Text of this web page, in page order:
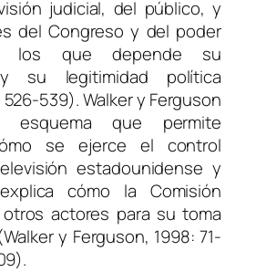
judicial, del público, y
del Congreso y del poder
los que depende su
su legitimidad política
539). Walker y Ferguson
esquema que permite
se ejerce el control
estadounidense y
cómo la Comisión
actores para su toma
y Ferguson, 1998: 71-